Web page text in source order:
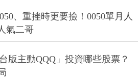
、重挫時更要撿！0050單月人
氣二哥
版主動QQQ」投資哪些股票？